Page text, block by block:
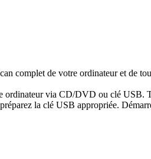
complet de votre ordinateur et de
ordinateur via CD/DVD ou clé USB.
la clé USB appropriée.